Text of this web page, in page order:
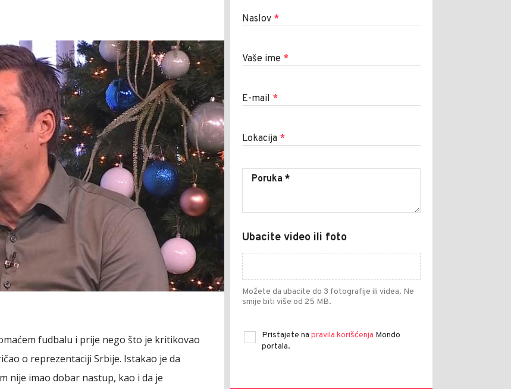
fudbalu i prije nego što je kritikovao
o reprezentaciji Srbije. Istakao je da
nije imao dobar nastup, kao i da je
Naslov *
Vaše ime *
E-mail *
Lokacija *
Ubacite video ili foto
Možete da ubacite do 3 fotografije ili videa. Ne
smije biti više od 25 MB.
Pristajete na pravila korišćenja Mondo
portala.